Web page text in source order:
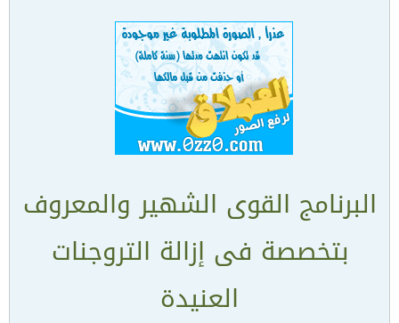
البرنامج القوى الشهير والمعروف
بتخصصة فى إزالة التروجنات
العنيدة